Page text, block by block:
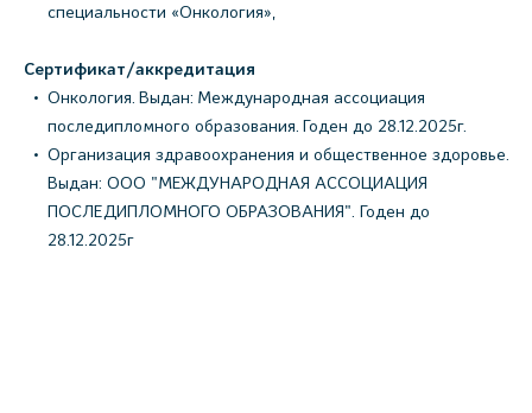
специальности «Онкология»,
Сертификат/аккредитация
Онкология. Выдан: Международная ассоциация
последипломного образования. Годен до 28.12.2025г.
Организация здравоохранения и общественное здоровье.
Выдан: ООО "МЕЖДУНАРОДНАЯ АССОЦИАЦИЯ
ПОСЛЕДИПЛОМНОГО ОБРАЗОВАНИЯ". Годен до
28.12.2025г